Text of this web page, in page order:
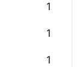
1
1
1